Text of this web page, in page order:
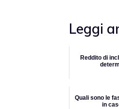
Leggi
Reddito di
Quali sono le
in